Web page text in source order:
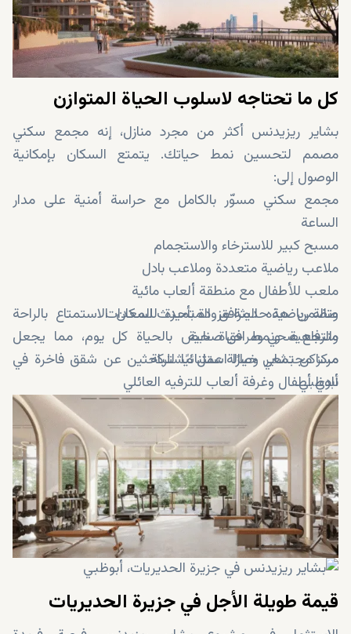
كل ما تحتاجه لاسلوب الحياة المتوازن
بشاير ريزيدنس أكثر من مجرد منازل، إنه مجمع سكني
مصمم لتحسين نمط حياتك. يتمتع السكان بإمكانية
الوصول إلى:
مجمع سكني مسوّر بالكامل مع حراسة أمنية على مدار
الساعة
مسبح كبير للاسترخاء والاستجمام
ملاعب رياضية متعددة وملاعب بادل
ملعب للأطفال مع منطقة ألعاب مائية
صالة رياضية حديثة مزودة بأحدث المعدات
منتجع صحي ومرافق صحية
مركز مجتمعي وصالة عمل مشتركة
نادي أطفال وغرفة ألعاب للترفيه العائلي
مطاعم وخيارات تجارية في الموقع
ممرات خلابة وممرات على الواجهة البحرية
حدائق ومساحات خضراء ذات مناظر طبيعية خلابة
مسارات للجري وركوب الدراجات لعشاق اللياقة البدنية
وتضمن هذه المرافق المتميزة للسكان الاستمتاع بالراحة
والرفاهية ونمط حياة نابض بالحياة كل يوم، مما يجعل
مساكن بشاير خيارًا استثنائيًا للباحثين عن شقق فاخرة في
أبوظبي.
قيمة طويلة الأجل في جزيرة الحديريات